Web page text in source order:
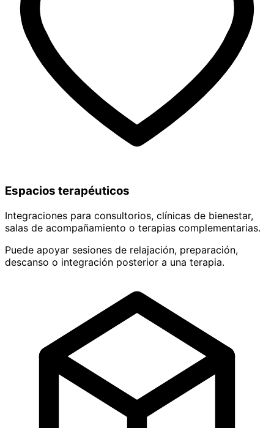
Espacios terapéuticos
Integraciones para consultorios, clínicas de bienestar,
salas de acompañamiento o terapias complementarias.
Puede apoyar sesiones de relajación, preparación,
descanso o integración posterior a una terapia.